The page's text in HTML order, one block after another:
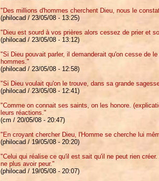
"Des millions d'hommes cherchent Dieu, nous le
(philocad / 23/05/08 - 13:25)
"Dieu est sourd à vos prières alors cessez de prier et
(philocad / 23/05/08 - 13:12)
"Si Dieu pouvait parler, il demanderait qu'on cesse de
hommes."
(philocad / 23/05/08 - 12:58)
"Si Dieu voulait qu'on le trouve, dans sa grande
(philocad / 23/05/08 - 12:41)
"Comme on connait ses saints, on les honore.
leurs réactions."
(cm / 20/05/08 - 20:47)
"En croyant chercher Dieu, l'Homme se cherche lui
(philocad / 19/05/08 - 20:20)
"Celui qui réalise ce qu'il est sait qu'il ne peut rien
ne plus avoir peur."
(philocad / 19/05/08 - 20:07)